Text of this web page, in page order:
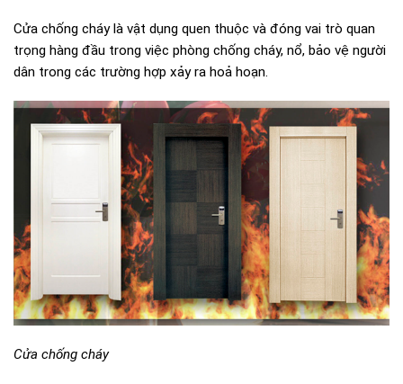
Cửa chống cháy là vật dụng quen thuộc và đóng vai trò quan
trọng hàng đầu trong việc phòng chống cháy, nổ, bảo vệ người
dân trong các trường hợp xảy ra hoả hoạn.
Cửa chống cháy